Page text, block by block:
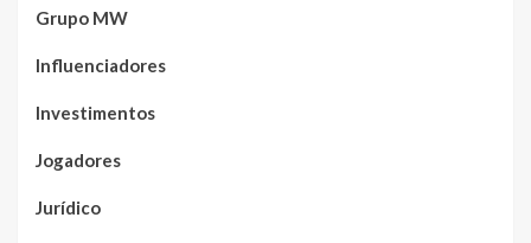
Grupo MW
Influenciadores
Investimentos
Jogadores
Jurídico